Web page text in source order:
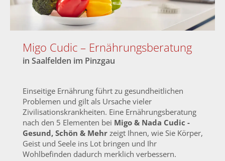
Migo Cudic – Ernährungsberatung
in Saalfelden im Pinzgau
Einseitige Ernährung führt zu gesundheitlichen
Problemen und gilt als Ursache vieler
Zivilisationskrankheiten. Eine Ernährungsberatung
nach den 5 Elementen bei Migo & Nada Cudic -
Gesund, Schön & Mehr zeigt Ihnen, wie Sie Körper,
Geist und Seele ins Lot bringen und Ihr
Wohlbefinden dadurch merklich verbessern.